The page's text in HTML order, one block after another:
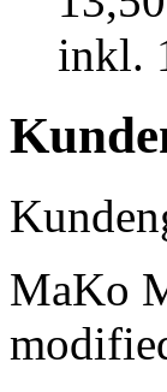
inkl.
MaKo
mod